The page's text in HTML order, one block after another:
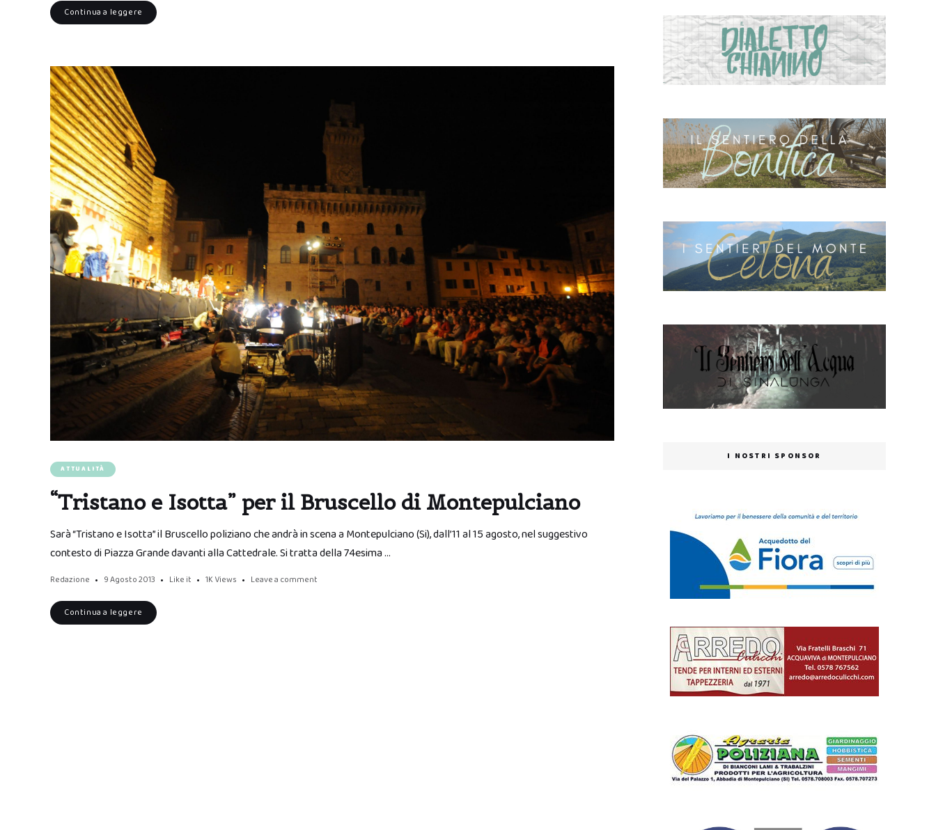
Continua a leggere
ATTUALITÀ
“Tristano e Isotta” per il Bruscello di Montepulciano
Sarà “Tristano e Isotta” il Bruscello poliziano che andrà in scena a Montepulciano (Si), dall’11 al 15 agosto, nel suggestivo
contesto di Piazza Grande davanti alla Cattedrale. Si tratta della 74esima …
Redazione 9 Agosto 2013 Like it 1K Views Leave a comment
Continua a leggere
I NOSTRI SPONSOR